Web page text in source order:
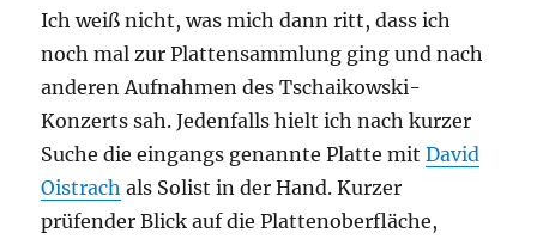
Ich weiß nicht, was mich dann ritt, dass ich
noch mal zur Plattensammlung ging und nach
anderen Aufnahmen des Tschaikowski-
Konzerts sah. Jedenfalls hielt ich nach kurzer
Suche die eingangs genannte Platte mitDavid
Oistrach als Solist in der Hand. Kurzer
prüfender Blick auf die Plattenoberfläche,